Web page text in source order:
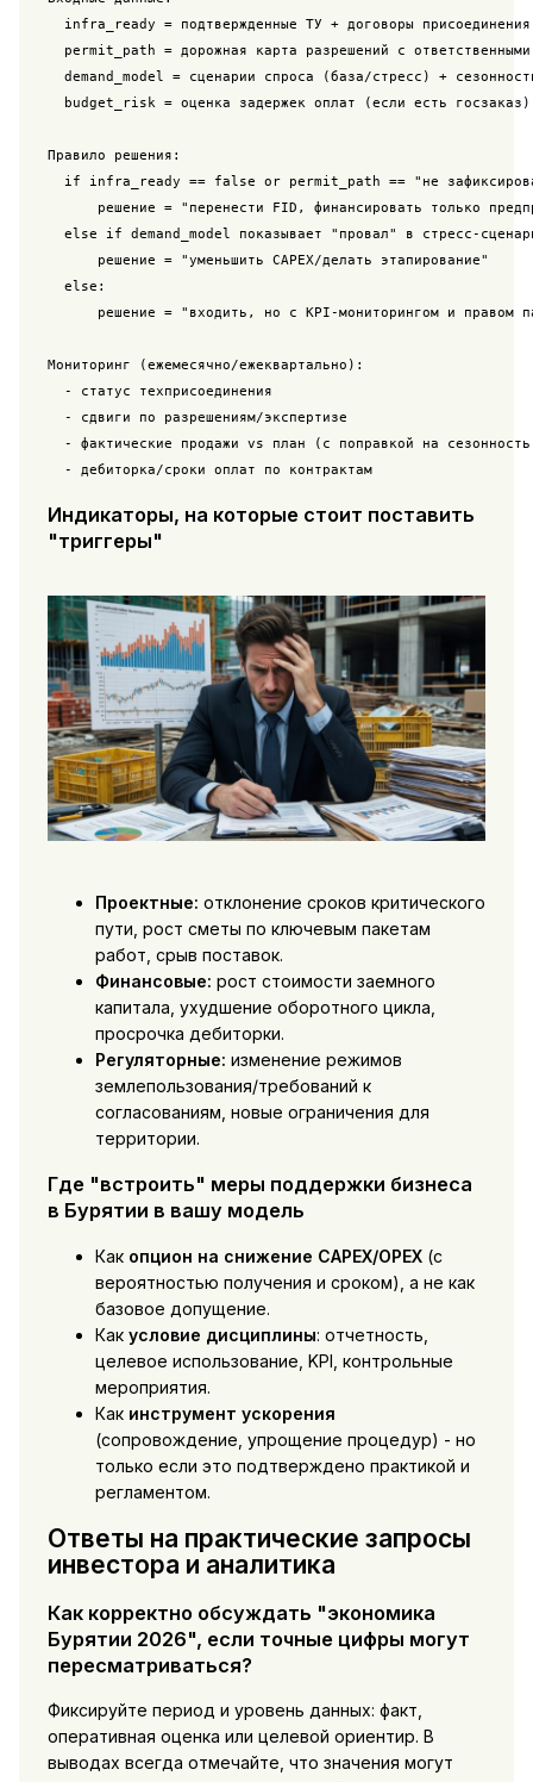
infra_ready = подтвержденные ТУ + договоры
permit_path = дорожная карта разрешений с
demand_model = сценарии спроса (база/стресс) +
  budget_risk = оценка задержек оплат (если есть госзаказ)
Правило решения:
if infra_ready == false or permit_path == "не
решение = "перенести FID, финансировать только
else if demand_model показывает "провал" в стресс-
      решение = "уменьшить CAPEX/делать этапирование"
  else:
решение = "входить, но с KPI-мониторингом и правом
Мониторинг (ежемесячно/ежеквартально):
  - статус техприсоединения
  - сдвиги по разрешениям/экспертизе
- фактические продажи vs план (с поправкой на
  - дебиторка/сроки оплат по контрактам
Индикаторы, на которые стоит поставить
"триггеры"
Проектные: отклонение сроков критического
пути, рост сметы по ключевым пакетам
работ, срыв поставок.
Финансовые: рост стоимости заемного
капитала, ухудшение оборотного цикла,
просрочка дебиторки.
Регуляторные: изменение режимов
землепользования/требований к
согласованиям, новые ограничения для
территории.
Где "встроить" меры поддержки бизнеса
в Бурятии в вашу модель
Как опцион на снижение CAPEX/OPEX(с
вероятностью получения и сроком), а не как
базовое допущение.
Как условие дисциплины: отчетность,
целевое использование, KPI, контрольные
мероприятия.
Как инструмент ускорения
(сопровождение, упрощение процедур) - но
только если это подтверждено практикой и
регламентом.
Ответы на практические запросы
инвестора и аналитика
Как корректно обсуждать "экономика
Бурятии 2026", если точные цифры могут
пересматриваться?
Фиксируйте период и уровень данных: факт,
оперативная оценка или целевой ориентир. В
выводах всегда отмечайте, что значения могут